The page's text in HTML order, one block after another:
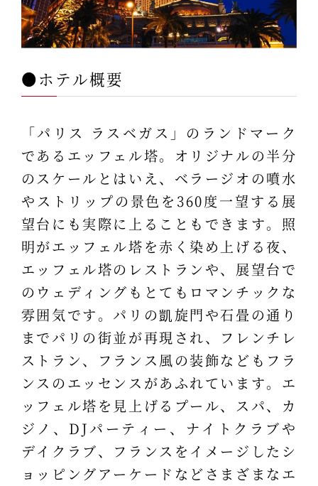
●ホテル概要
「パリス ラスベガス」のランドマーク
であるエッフェル塔。オリジナルの半分
のスケールとはいえ、ベラージオの噴水
やストリップの景色を360度一望する展
望台にも実際に上ることもできます。照
明がエッフェル塔を赤く染め上げる夜、
エッフェル塔のレストランや、展望台で
のウェディングもとてもロマンチックな
雰囲気です。パリの凱旋門や石畳の通り
までパリの街並が再現され、フレンチレ
ストラン、フランス風の装飾などもフラ
ンスのエッセンスがあふれています。エ
ッフェル塔を見上げるプール、スパ、カ
ジノ、DJパーティー、ナイトクラブや
デイクラブ、フランスをイメージしたシ
ョッピングアーケードなどさまざまなエ